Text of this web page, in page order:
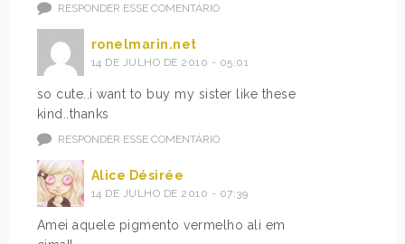
RESPONDER ESSE COMENTÁRIO
ronelmarin.net
14 DE JULHO DE 2010 - 05:01
so cute..i want to buy my sister like these
kind..thanks
RESPONDER ESSE COMENTÁRIO
Alice Désirée
14 DE JULHO DE 2010 - 07:39
Amei aquele pigmento vermelho ali em